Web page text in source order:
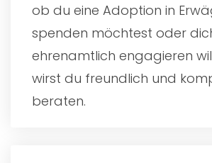
ob du eine Adoption in
spenden möchtest oder
ehrenamtlich engagieren
wirst du freundlich und
beraten.